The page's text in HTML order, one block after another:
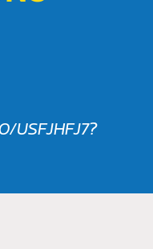
USFJHFJ7?